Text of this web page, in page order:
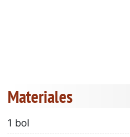
Materiales
1 bol